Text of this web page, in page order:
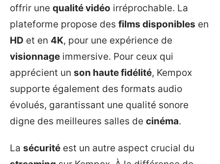
offrir une qualité vidéo irréprochable. La
plateforme propose des films disponibles en
HD et en 4K, pour une expérience de
visionnage immersive. Pour ceux qui
apprécient un son haute fidélité, Kempox
supporte également des formats audio
évolués, garantissant une qualité sonore
digne des meilleures salles de cinéma.
La sécurité est un autre aspect crucial du